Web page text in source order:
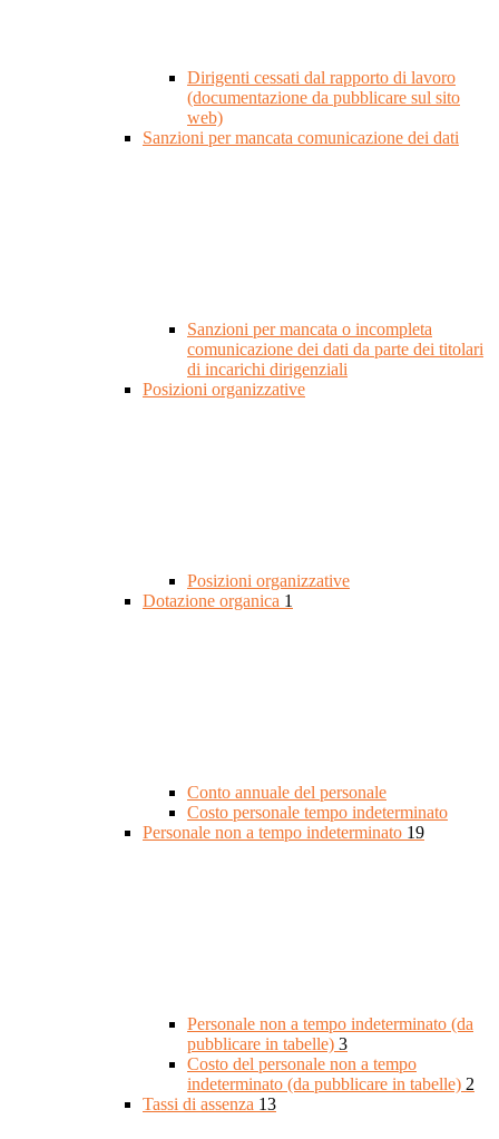
Dirigenti cessati dal rapporto di lavoro
(documentazione da pubblicare sul sito
web)
Sanzioni per mancata comunicazione dei dati
Sanzioni per mancata o incompleta
comunicazione dei dati da parte dei titolari
di incarichi dirigenziali
Posizioni organizzative
Posizioni organizzative
Dotazione organica 1
Conto annuale del personale
Costo personale tempo indeterminato
Personale non a tempo indeterminato 19
Personale non a tempo indeterminato (da
pubblicare in tabelle) 3
Costo del personale non a tempo
indeterminato (da pubblicare in tabelle) 2
Tassi di assenza 13